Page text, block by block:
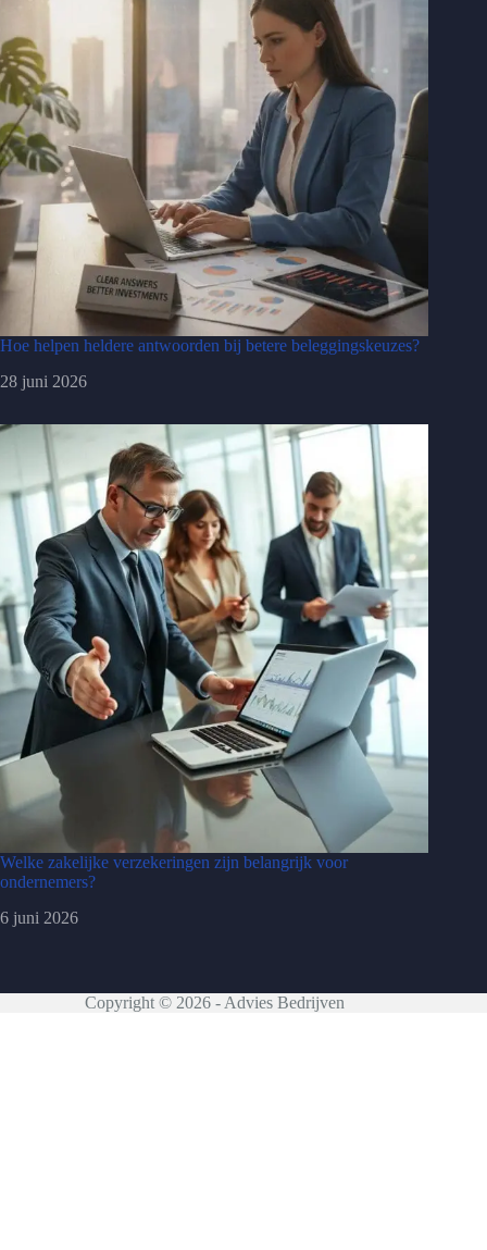
Hoe helpen heldere antwoorden bij betere beleggingskeuzes?
28 juni 2026
Welke zakelijke verzekeringen zijn belangrijk voor
ondernemers?
6 juni 2026
Copyright © 2026 - Advies Bedrijven